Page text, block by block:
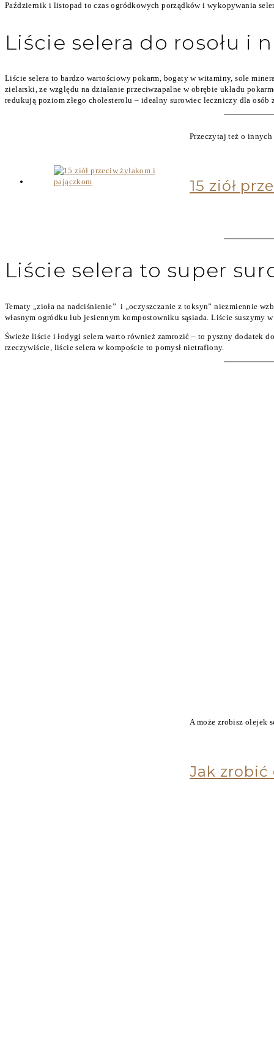
Październik i listopad to czas ogródkowych porządków i wykopywania
Liście selera do rosołu i
Liście selera to bardzo wartościowy pokarm, bogaty w witaminy, sole
zielarski, ze względu na działanie przeciwzapalne w obrębie układu
redukują poziom złego cholesterolu – idealny surowiec leczniczy dla osób
Przeczytaj też o
15 ziół
Liście selera to super
Tematy „zioła na nadciśnienie” i „oczyszczanie z toksyn” niezmiennie
własnym ogródku lub jesiennym kompostowniku sąsiada. Liście suszymy
Świeże liście i łodygi selera warto również zamrozić – to pyszny dodatek
rzeczywiście, liście selera w kompoście to pomysł nietrafiony.
A może zrobisz olejek
Jak zrobić